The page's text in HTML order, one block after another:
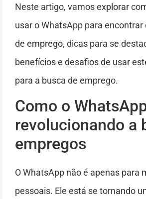
Neste artigo, vamos explorar
usar o WhatsApp para
de emprego, dicas para se
benefícios e desafios de usar
para a busca de emprego.
Como o
revolucionando a
empregos
O WhatsApp não é apenas para
pessoais. Ele está se tornando